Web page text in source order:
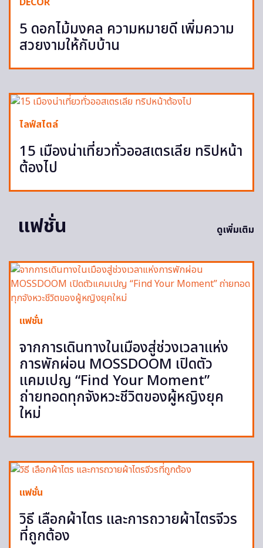
5 ดอกไม้มงคล ความหมายดี เพิ่มความ
สวยงามให้กับบ้าน
ไลฟ์สไตล์
15 เมืองน่าเที่ยวทั่วออสเตรเลีย ทริปหน้า
ต้องไป
แฟชั่น ดูเพิ่มเติม
แฟชั่น
จากการเดินทางในเมืองสู่ช่วงเวลาแห่ง
การพักผ่อน MOSSDOOM เปิดตัว
แคมเปญ “Find Your Moment”
ถ่ายทอดทุกจังหวะชีวิตของผู้หญิงยุค
ใหม่
แฟชั่น
วิธี เลือกผ้าไตร และการถวายผ้าไตรจีวร
ที่ถูกต้อง